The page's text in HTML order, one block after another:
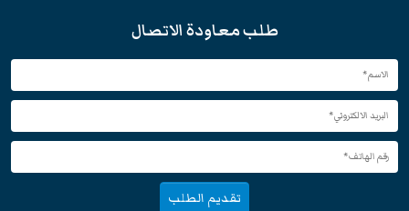
طلب معاودة الاتصال
تقديم الطلب